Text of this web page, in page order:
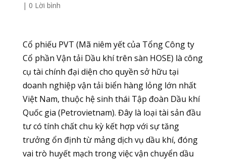
| 0 Lời bình
Cổ phiếu PVT (Mã niêm yết của Tổng Công ty
Cổ phần Vận tải Dầu khí trên sàn HOSE) là công
cụ tài chính đại diện cho quyền sở hữu tại
doanh nghiệp vận tải biển hàng lỏng lớn nhất
Việt Nam, thuộc hệ sinh thái Tập đoàn Dầu khí
Quốc gia (Petrovietnam). Đây là loại tài sản đầu
tư có tính chất chu kỳ kết hợp với sự tăng
trưởng ổn định từ mảng dịch vụ dầu khí, đóng
vai trò huyết mạch trong việc vận chuyển dầu